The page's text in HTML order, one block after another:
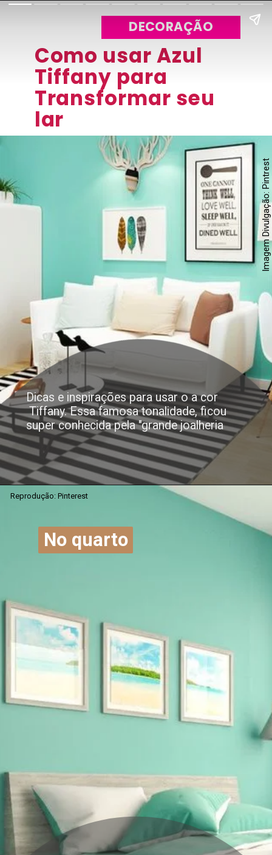
Como usar Azul
Tiffany para
Transformar seu
lar
DECORAÇÃO
Imagem Divulgação: Pintrest
Dicas e inspirações para usar o a cor
Tiffany. Essa famosa tonalidade, ficou
super conhecida pela "grande joalheria
No quarto
No quarto
Reprodução: Pinterest